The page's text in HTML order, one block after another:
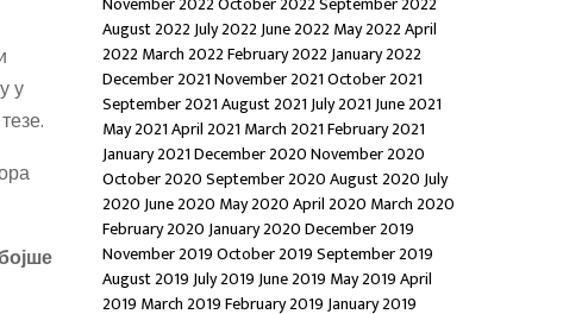
у
August 2022July 2022June 2022 May 2022April
2022 March 2022February 2022January 2022
December 2021November 2021October 2021
September 2021August 2021July 2021June 2021
May 2021April 2021 March 2021February 2021
January 2021December 2020November 2020
October 2020September 2020August 2020July
2020June 2020 May 2020April 2020 March 2020
February 2020January 2020December 2019
November 2019October 2019September 2019
August 2019July 2019June 2019 May 2019April
2019 March 2019February 2019January 2019